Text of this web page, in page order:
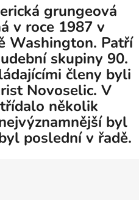
grungeová
v roce 1987 v
Washington. Patří
skupiny 90.
členy byli
Novoselic. V
několik
byl
poslední v řadě.